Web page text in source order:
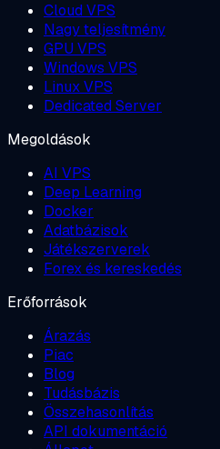
Cloud VPS
Nagy teljesítmény
GPU VPS
Windows VPS
Linux VPS
Dedicated Server
Megoldások
AI VPS
Deep Learning
Docker
Adatbázisok
Játékszerverek
Forex és kereskedés
Erőforrások
Árazás
Piac
Blog
Tudásbázis
Összehasonlítás
API dokumentáció